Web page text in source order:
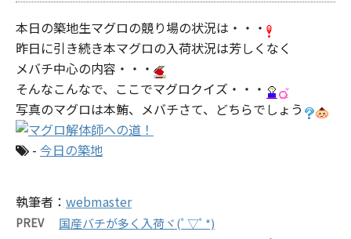
本日の築地生マグロの競り場の状況は・・・
昨日に引き続き本マグロの入荷状況は芳しくなく
メバチ中心の内容・・・
そんなこんなで、ここでマグロクイズ・・・
写真のマグロは本鮪、メバチさて、どちらでしょう
- 今日の築地
執筆者： webmaster
PREV 国産バチが多く入荷ヾ(ﾟ▽ﾟ*)